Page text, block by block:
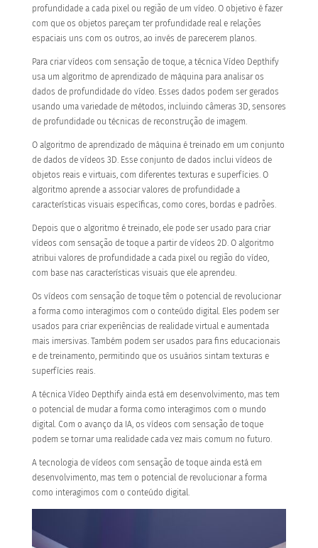
profundidade a cada pixel ou região de um vídeo. O objetivo é fazer
com que os objetos pareçam ter profundidade real e relações
espaciais uns com os outros, ao invés de parecerem planos.
Para criar vídeos com sensação de toque, a técnica Vídeo Depthify
usa um algoritmo de aprendizado de máquina para analisar os
dados de profundidade do vídeo. Esses dados podem ser gerados
usando uma variedade de métodos, incluindo câmeras 3D, sensores
de profundidade ou técnicas de reconstrução de imagem.
O algoritmo de aprendizado de máquina é treinado em um conjunto
de dados de vídeos 3D. Esse conjunto de dados inclui vídeos de
objetos reais e virtuais, com diferentes texturas e superfícies. O
algoritmo aprende a associar valores de profundidade a
características visuais específicas, como cores, bordas e padrões.
Depois que o algoritmo é treinado, ele pode ser usado para criar
vídeos com sensação de toque a partir de vídeos 2D. O algoritmo
atribui valores de profundidade a cada pixel ou região do vídeo,
com base nas características visuais que ele aprendeu.
Os vídeos com sensação de toque têm o potencial de revolucionar
a forma como interagimos com o conteúdo digital. Eles podem ser
usados para criar experiências de realidade virtual e aumentada
mais imersivas. Também podem ser usados para fins educacionais
e de treinamento, permitindo que os usuários sintam texturas e
superfícies reais.
A técnica Vídeo Depthify ainda está em desenvolvimento, mas tem
o potencial de mudar a forma como interagimos com o mundo
digital. Com o avanço da IA, os vídeos com sensação de toque
podem se tornar uma realidade cada vez mais comum no futuro.
A tecnologia de vídeos com sensação de toque ainda está em
desenvolvimento, mas tem o potencial de revolucionar a forma
como interagimos com o conteúdo digital.